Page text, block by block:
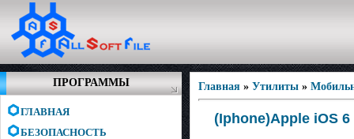
ПРОГРАММЫ
ГЛАВНАЯ
БЕЗОПАСНОСТЬ
Главная » Утилиты »
(Iphone)Apple iOS 6